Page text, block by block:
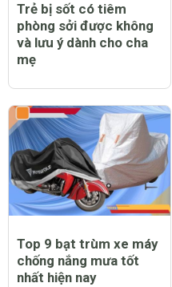
Trẻ bị sốt có tiêm
phòng sởi được không
và lưu ý dành cho cha
mẹ
Top 9 bạt trùm xe máy
chống nắng mưa tốt
nhất hiện nay